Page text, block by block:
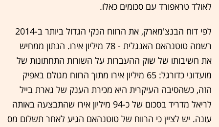
לאולד טראפורד עם סכומים כאלו.
לפי דוח הבנצ'מארק, את הרווח הנקי הגדול ביותר ב-2014
רשמה טוטנהאם האנגלית - 78 מיליון אירו. הנתון ממחיש
את חשיבותו של שוק ההעברות על השורות התחתונות של
מועדוני כדורגל: 65 מיליון אירו מתוך הרווח מגולם באפיק
הזה, כשהסיבה העיקרית היא מכירת הענק של גארת בייל
לריאל מדריד בסכום של כ-94 מיליון אירו שהתבצעה באותה
עונה. יש לציין כי הרווח של טוטנהאם הגיע לאחר תשלום מס